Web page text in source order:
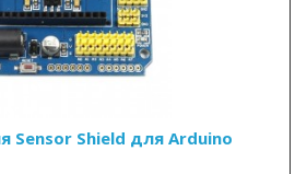
Sensor Shield для Arduino